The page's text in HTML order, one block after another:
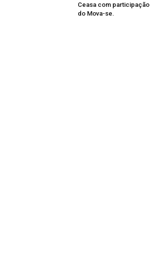
Ceasa com participação
do Mova-se.